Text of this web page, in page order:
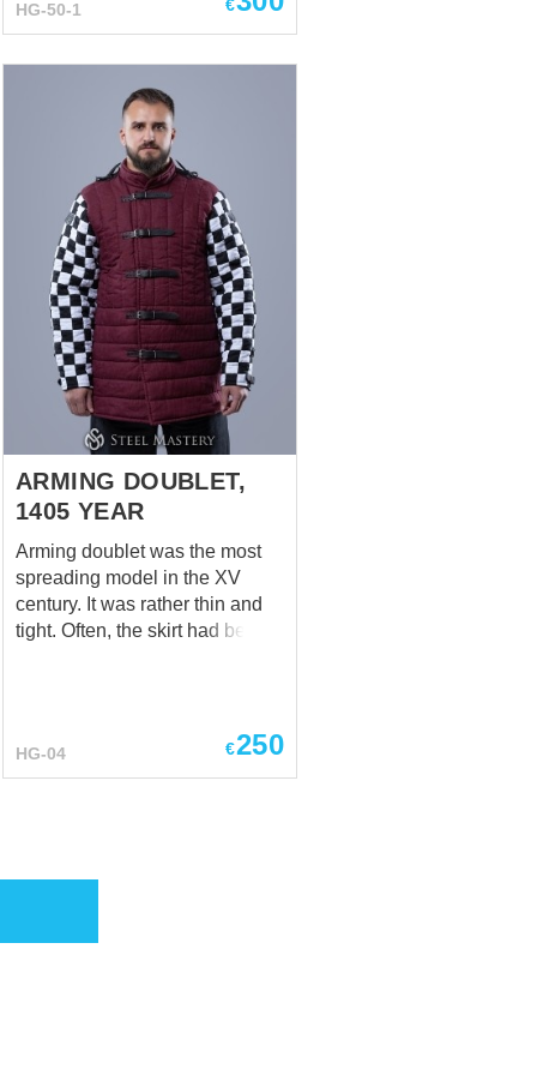
contrast, evoking the imagery of
sunlight breaking through
is a fan-made reconstruction
and is not officially licensed or
affiliated with Games Workshop
or any other rights holders.
Main picture shows (configured
options) - Color: black -
Contrast quilting and edge: yes
- Additional back protection: no
- Fabric: linen - Lining fabric:
linen - Layers of padding: 2 -
Attaching of the s...
HG-50-1 €
ARMING DOUBLET,
1405 YEAR
Arming doublet was the most
spreading model in the XV
century. It was rather thin and
tight. Often, the skirt had been
doublet clothing under the all
of buttons on the sleeves and
HG-04 €250